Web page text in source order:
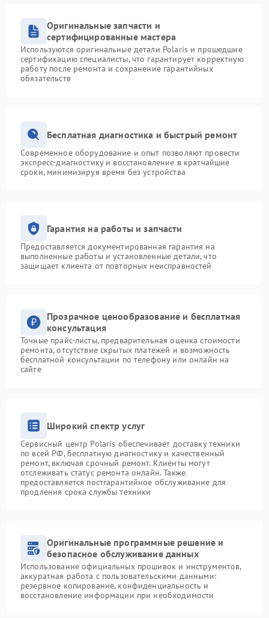
Оригинальные запчасти и
сертифицированные мастера
Используются оригинальные детали Polaris и прошедшие
сертификацию специалисты, что гарантирует корректную
работу после ремонта и сохранение гарантийных
обязательств
Бесплатная диагностика и быстрый ремонт
Современное оборудование и опыт позволяют провести
экспресс-диагностику и восстановление в кратчайшие
сроки, минимизируя время без устройства
Гарантия на работы и запчасти
Предоставляется документированная гарантия на
выполненные работы и установленные детали, что
защищает клиента от повторных неисправностей
Прозрачное ценообразование и бесплатная
консультация
Точные прайс-листы, предварительная оценка стоимости
ремонта, отсутствие скрытых платежей и возможность
бесплатной консультации по телефону или онлайн на
сайте
Широкий спектр услуг
Сервисный центр Polaris обеспечивает доставку техники
по всей РФ, бесплатную диагностику и качественный
ремонт, включая срочный ремонт. Клиенты могут
отслеживать статус ремонта онлайн. Также
предоставляется постгарантийное обслуживание для
продления срока службы техники
Оригинальные программные решение и
безопасное обслуживание данных
Использование официальных прошивок и инструментов,
аккуратная работа с пользовательскими данными:
резервное копирование, конфиденциальность и
восстановление информации при необходимости